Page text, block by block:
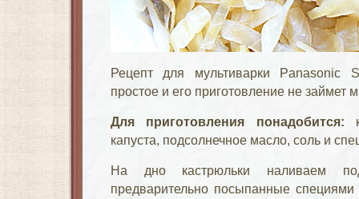
Рецепт для мультиварки Panasonic
простое и его приготовление не займет
Для приготовления понадобится:
капуста, подсолнечное масло, соль и
На дно кастрюльки наливаем
предварительно посыпанные